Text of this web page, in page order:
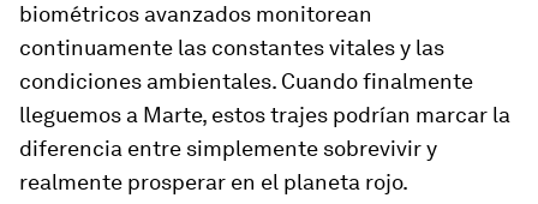
biométricos avanzados monitorean
continuamente las constantes vitales y las
condiciones ambientales. Cuando finalmente
lleguemos a Marte, estos trajes podrían marcar la
diferencia entre simplemente sobrevivir y
realmente prosperar en el planeta rojo.